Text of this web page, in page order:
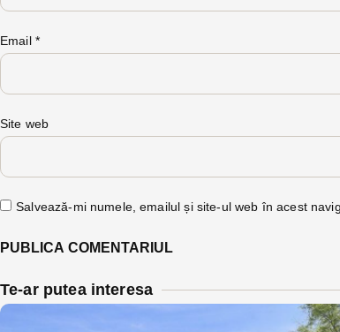
Email *
Site web
Salvează-mi numele, emailul și site-ul web în acest
Te-ar putea interesa